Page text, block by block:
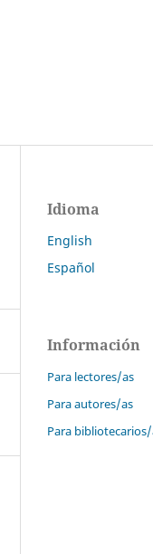
Idioma
English
Español
Información
Para lectores/as
Para autores/as
Para